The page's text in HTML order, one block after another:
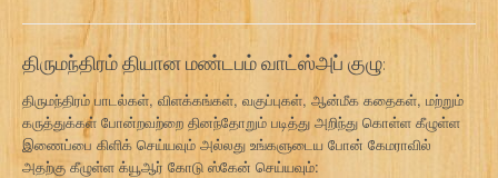
திருமந்திரம் தியான மண்டபம் வாட்ஸ்அப் குழு:
திருமந்திரம் பாடல்கள், விளக்கங்கள், வகுப்புகள், ஆன்மீக கதைகள், மற்றும்
கருத்துக்கள் போன்றவற்றை தினந்தோறும் படித்து அறிந்து கொள்ள கீழுள்ள
இணைப்பை கிளிக் செய்யவும் அல்லது உங்களுடைய போன் கேமராவில்
அதற்கு கீழுள்ள க்யூஆர் கோடு ஸ்கேன் செய்யவும்: